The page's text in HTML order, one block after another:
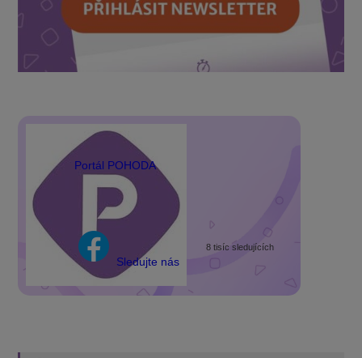
Portál POHODA
Sledujte nás
8 tisíc sledujících